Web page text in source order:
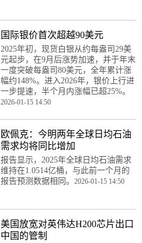
国际银价首次超越90美元
2025年初，现货白银从约每盎司29美
元起步，在9月后涨势加速，并于年末
一度突破每盎司80美元，全年累计涨
幅约148%。进入2026年，银价上行进
一步提速，半个月内涨幅已超25%。
2026-01-15 14:50
欧佩克：今明两年全球日均石油
需求均将同比增加
报告显示，2025年全球日均石油需求
维持在1.0514亿桶，与此前一个月的
报告预测数据相同。 2026-01-15 14:50
美国放宽对英伟达H200芯片出口
中国的管制